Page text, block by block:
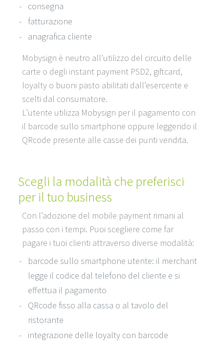
consegna
fatturazione
anagrafica cliente
Mobysign è neutro all’utilizzo del circuito delle
carte o degli instant payment PSD2, giftcard,
loyalty o buoni pasto abilitati dall’esercente e
scelti dal consumatore.
L’utente utilizza Mobysign per il pagamento con
il barcode sullo smartphone oppure leggendo il
QRcode presente alle casse dei punti vendita.
Scegli la modalità che preferisci
per il tuo business
Con l’adozione del mobile payment rimani al
passo con i tempi. Puoi scegliere come far
pagare i tuoi clienti attraverso diverse modalità:
barcode sullo smartphone utente: il merchant
legge il codice dal telefono del cliente e si
effettua il pagamento
QRcode fisso alla cassa o al tavolo del
ristorante
integrazione delle loyalty con barcode